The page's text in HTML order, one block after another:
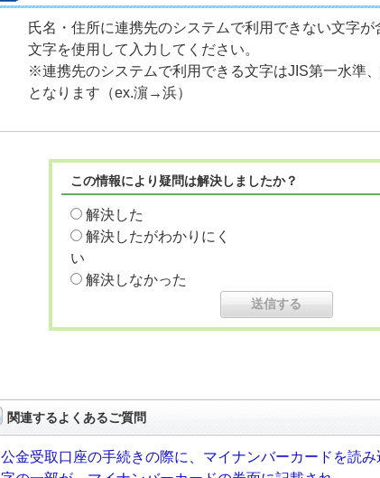
氏名・住所に連携先のシステムで利用できない文字
文字を使用して入力してください。
※連携先のシステムで利用できる文字はJIS第一水準
となります（ex.濵→浜）
この情報により疑問は解決しましたか？
解決した
解決したがわかりにく
い
解決しなかった
関連するよくあるご質問
公金受取口座の手続きの際に、マイナンバーカードを読